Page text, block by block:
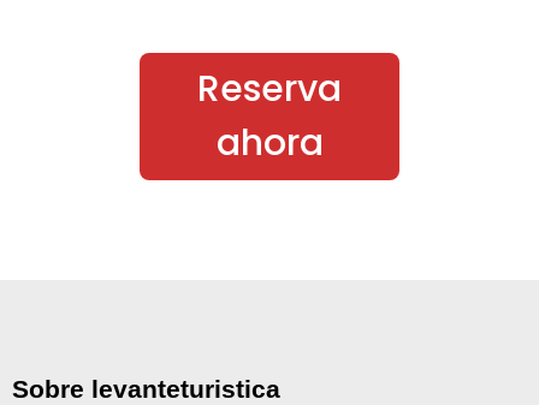
Reserva
ahora
Sobre levanteturistica